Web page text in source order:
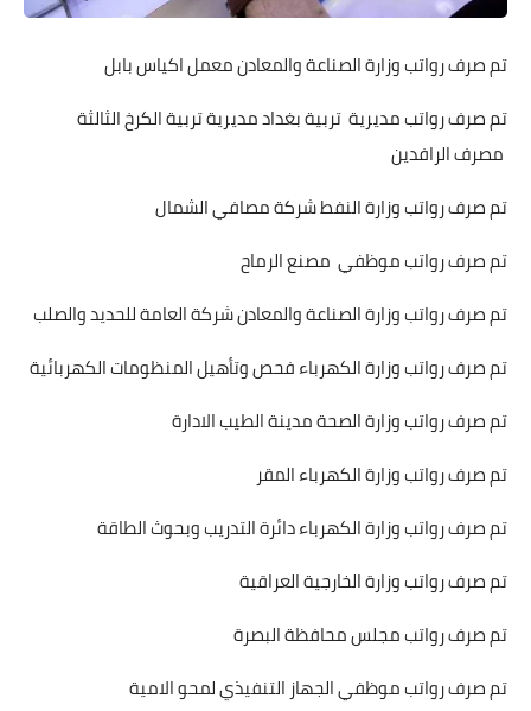
تم صرف رواتب وزارة الصناعة والمعادن معمل اكياس بابل
تم صرف رواتب مديرية تربية بغداد مديرية تربية الكرخ الثالثة
مصرف الرافدين
تم صرف رواتب وزارة النفط شركة مصافي الشمال
تم صرف رواتب موظفي مصنع الرماح
تم صرف رواتب وزارة الصناعة والمعادن شركة العامة للحديد والصلب
تم صرف رواتب وزارة الكهرباء فحص وتأهيل المنظومات الكهربائية
تم صرف رواتب وزارة الصحة مدينة الطيب الادارة
تم صرف رواتب وزارة الكهرباء المقر
تم صرف رواتب وزارة الكهرباء دائرة التدريب وبحوث الطاقة
تم صرف رواتب وزارة الخارجية العراقية
تم صرف رواتب مجلس محافظة البصرة
تم صرف رواتب موظفي الجهاز التنفيذي لمحو الامية